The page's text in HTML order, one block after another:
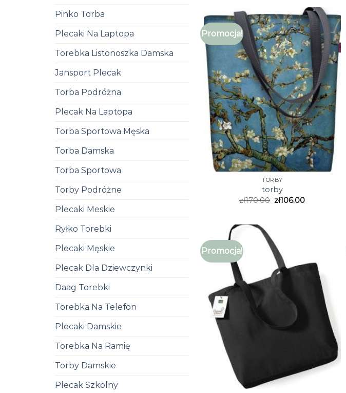
Pinko Torba
Plecaki Na Laptopa
Torebka Listonoszka Damska
Jansport Plecak
Torba Podróżna
Plecak Na Laptopa
Torba Sportowa Męska
Torba Damska
Torba Sportowa
Torby Podróżne
Plecaki Meskie
Ryłko Torebki
Plecaki Męskie
Plecak Dla Dziewczynki
Daag Torebki
Torebka Na Telefon
Plecaki Damskie
Torebka Na Ramię
Torby Damskie
Plecak Szkolny
Promocja!
TORBY
torby
zł170.00 zł106.00
Promocja!